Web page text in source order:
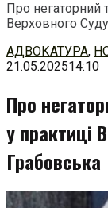
Про негаторний
Верховного
Перейти
до
АДВОКАТУРА,
21.05.202514:10
Про
у практиці
Грабовська